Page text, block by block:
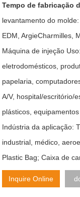
Tempo de fabricação
levantamento do
EDM, ArgieCharmilles,
Máquina de injeção
eletrodomésticos,
papelaria,
A/V, hospital/escritório/
plásticos,
Indústria da aplicação:
industrial, médico,
Plastic Bag; Caixa de
Inquire Online